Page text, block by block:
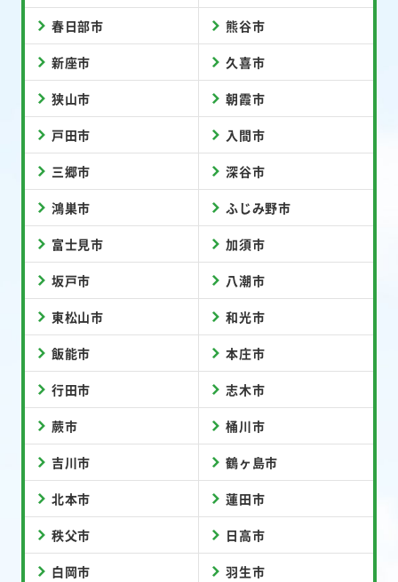
春日部市 熊谷市
新座市 久喜市
狭山市 朝霞市
戸田市 入間市
三郷市 深谷市
鴻巣市 ふじみ野市
富士見市 加須市
坂戸市 八潮市
東松山市 和光市
飯能市 本庄市
行田市 志木市
蕨市 桶川市
吉川市 鶴ヶ島市
北本市 蓮田市
秩父市 日高市
白岡市 羽生市